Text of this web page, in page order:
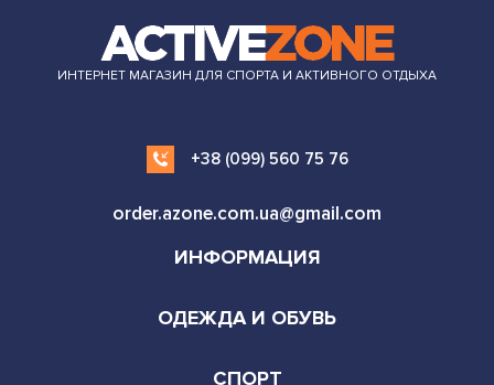
ИНТЕРНЕТ МАГАЗИН ДЛЯ СПОРТА И АКТИВНОГО ОТДЫХА
+38 (099) 560 75 76
order.azone.com.ua@gmail.com
ИНФОРМАЦИЯ
ОДЕЖДА И ОБУВЬ
СПОРТ